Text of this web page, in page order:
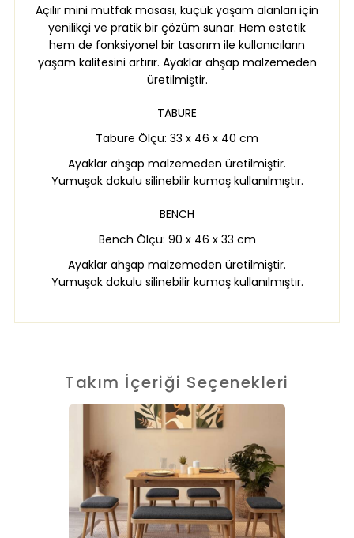
Açılır mini mutfak masası, küçük yaşam alanları için
yenilikçi ve pratik bir çözüm sunar. Hem estetik
hem de fonksiyonel bir tasarım ile kullanıcıların
yaşam kalitesini artırır. Ayaklar ahşap malzemeden
üretilmiştir.
TABURE
Tabure Ölçü: 33 x 46 x 40 cm
Ayaklar ahşap malzemeden üretilmiştir.
Yumuşak dokulu silinebilir kumaş kullanılmıştır.
BENCH
Bench Ölçü: 90 x 46 x 33 cm
Ayaklar ahşap malzemeden üretilmiştir.
Yumuşak dokulu silinebilir kumaş kullanılmıştır.
Takım İçeriği Seçenekleri